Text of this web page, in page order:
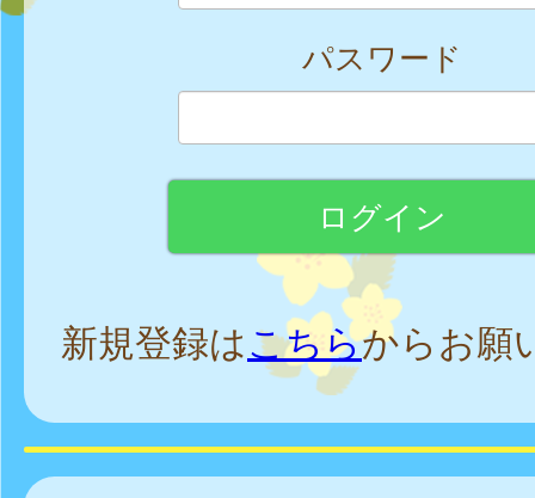
パスワード
新規登録はこちらからお願